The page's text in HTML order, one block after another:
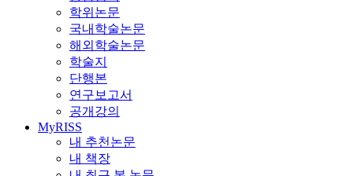
학위논문
국내학술논문
해외학술논문
학술지
단행본
연구보고서
공개강의
MyRISS
내 추천논문
내 책장